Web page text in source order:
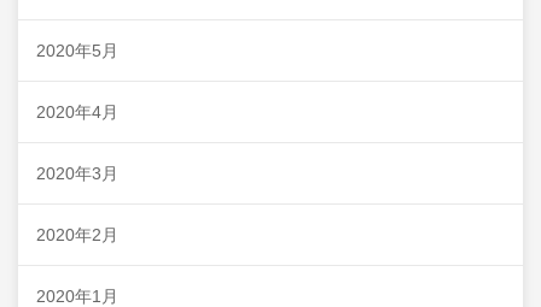
2020年5月
2020年4月
2020年3月
2020年2月
2020年1月